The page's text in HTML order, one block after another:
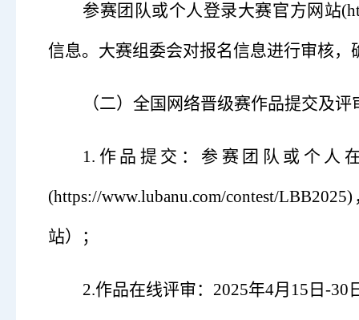
参赛团队或个人登录大赛官方网站
信息。大赛组委会对报名信息进行审核，
（二） 全国网络晋级赛作品提交及评
1.作品提交：参赛团队或个人
(https://www.lubanu.com/contest/
站）；
2.作品在线评审：2025年4月15日-